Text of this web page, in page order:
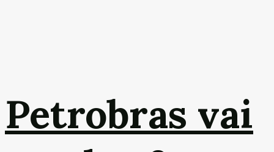
Petrobras vai